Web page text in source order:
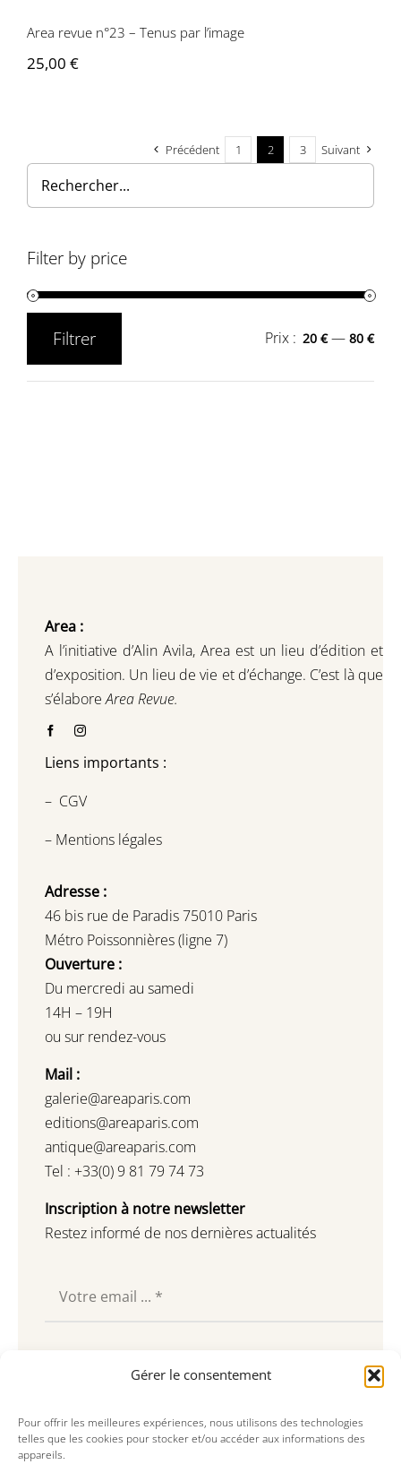
Gérer le consentement
Pour offrir les meilleures expériences, nous utilisons des technologies
telles que les cookies pour stocker et/ou accéder aux informations des
appareils.
Area revue n°23 – Tenus par l’image
25,00 €
Précédent 1 2 3 Suivant
Filter by price
Filtrer Prix : 20 €—80 €
Area :
A l’initiative d’Alin Avila, Area est un lieu d’édition et
d’exposition. Un lieu de vie et d’échange. C’est là que
s’élaboreArea Revue.
Liens importants :
– CGV
– Mentions légales
Adresse :
46 bis rue de Paradis 75010 Paris
Métro Poissonnières (ligne 7)
Ouverture :
Du mercredi au samedi
14H – 19H
ou sur rendez-vous
Mail :
galerie@areaparis.com
editions@areaparis.com
antique@areaparis.com
Tel : +33(0) 9 81 79 74 73
Inscription à notre newsletter
Restez informé de nos dernières actualités
Souscrire